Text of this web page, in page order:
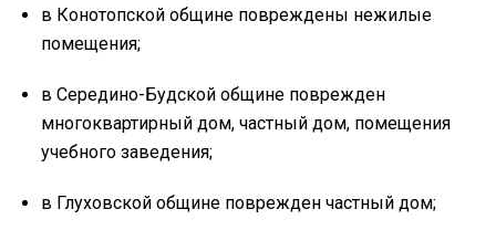
в Конотопской общине повреждены нежилые
помещения;
в Середино-Будской общине поврежден
многоквартирный дом, частный дом, помещения
учебного заведения;
в Глуховской общине поврежден частный дом;